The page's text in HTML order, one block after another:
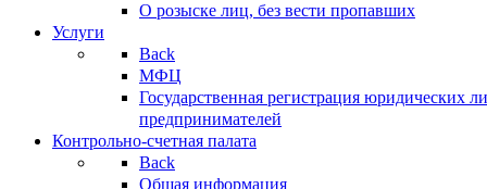
О розыске лиц, без вести пропавших
Услуги
Back
МФЦ
Государственная регистрация юридических
предпринимателей
Контрольно-счетная палата
Back
Общая информация